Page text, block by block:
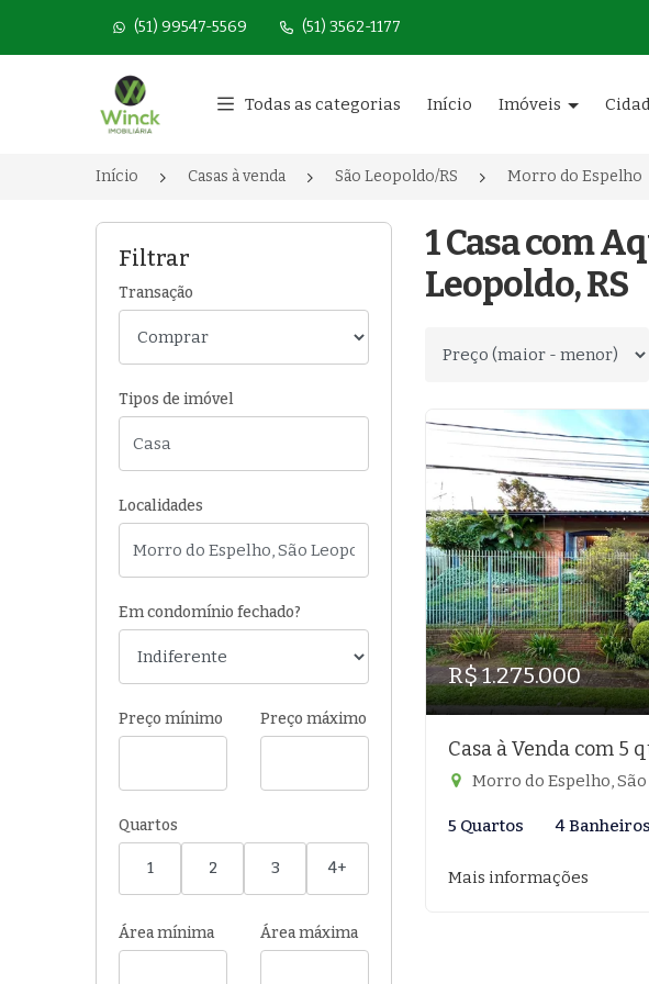
(51) 99547-5569 (51) 3562-1177
Página inicial
Todas as categorias Início Imóveis
Início Casas à venda São Leopoldo/RS Morro do Espelho
Filtrar
Transação
Tipos de imóvel
Localidades
Em condomínio fechado?
Preço mínimo Preço máximo
Quartos
1 2 3 4+
Área mínima Área máxima
1 Casa com
Leopoldo, RS
Ordenar por
R$ 1.275.000
Casa à Venda com 5
Morro do Espelho,
5 Quartos 4 Banheiros
Mais informações